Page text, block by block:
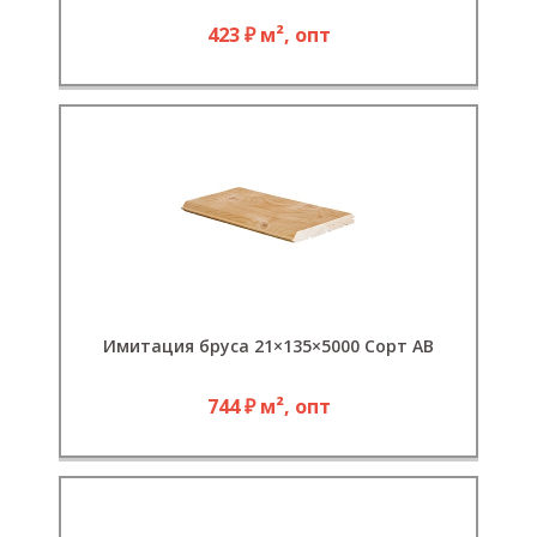
423 ₽ м², опт
Имитация бруса 21×135×5000 Сорт АВ
744 ₽ м², опт